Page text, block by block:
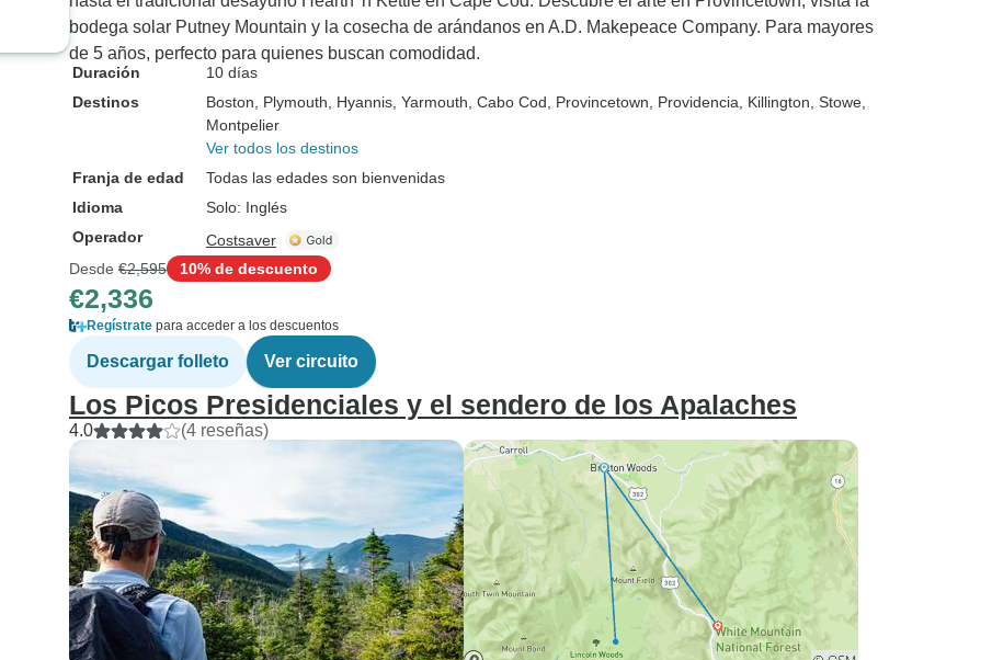
vimos a la gente del otro
autobus entrando para cenar,
asi que si es posible podriais
organizarlo y ser una opcion
para el exterior. ¡Como no
teniamos comida! ¡No había
otro sitio donde ir! ¡O cambiar
de hotel!
bodega solar Putney Mountain y la cosecha de arándanos en A.D. Makepeace Company. Para mayores
de 5 años, perfecto para quienes buscan comodidad.
Duración
10 días
Destinos
Boston , Plymouth , Hyannis , Yarmouth , Cabo Cod , Provincetown , Providencia , Killington , Stowe
Montpelier
Ver todos los destinos
Franja de edad
Todas las edades son bienvenidas
Idioma
Solo: Inglés
Operador
Costsaver
Desde €2,595 10% de descuento
€2,336
Regístrate para acceder a los descuentos
Descargar folleto Ver circuito
Los Picos Presidenciales y el sendero de los Apalaches
4.0 (4 reseñas)